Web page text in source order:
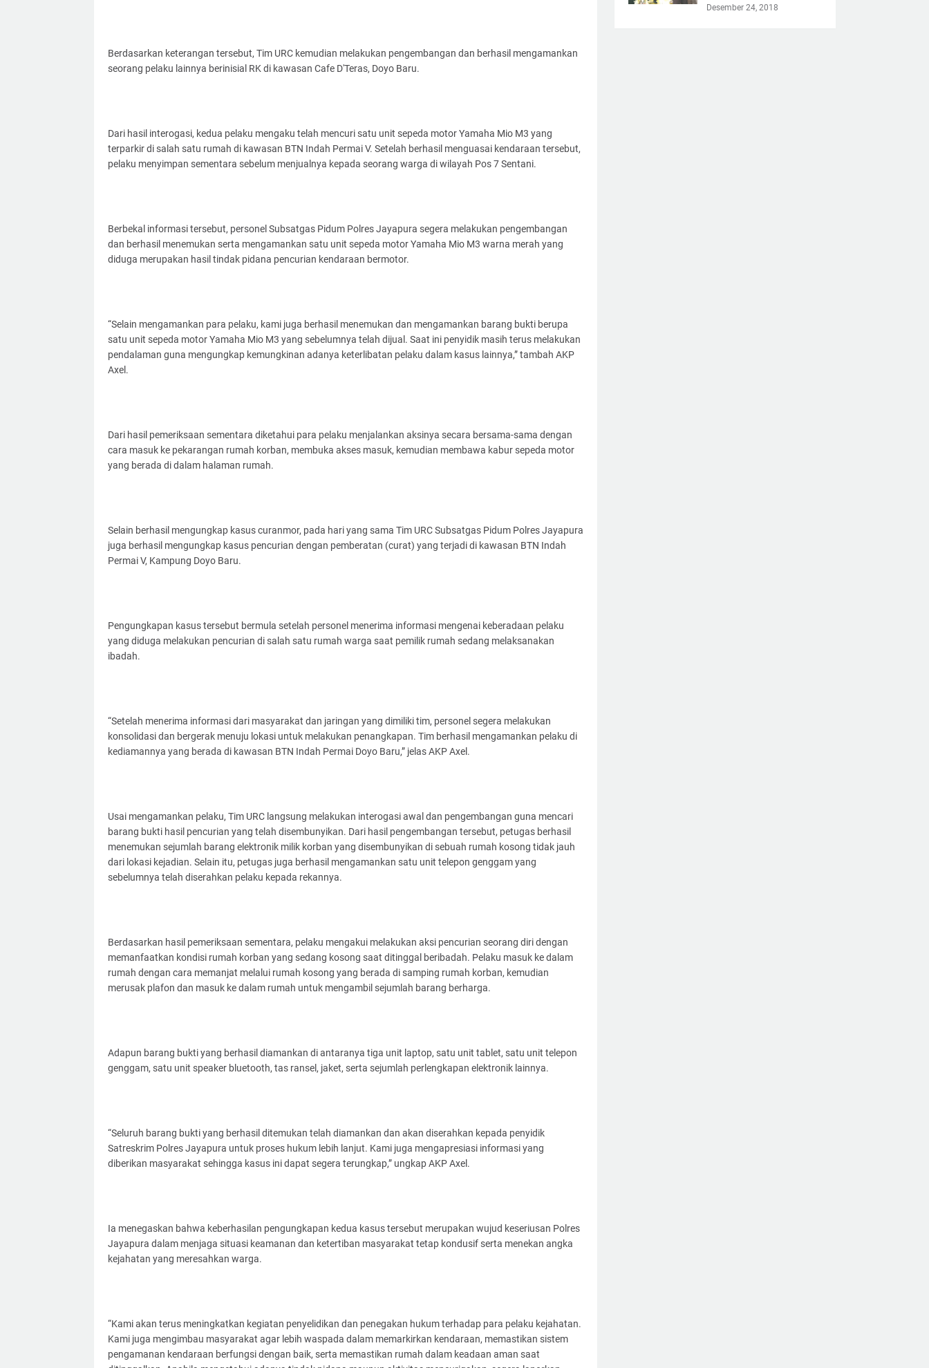
Berdasarkan keterangan tersebut, Tim URC kemudian melakukan pengembangan dan berhasil mengamankan
seorang pelaku lainnya berinisial RK di kawasan Cafe D'Teras, Doyo Baru.
Dari hasil interogasi, kedua pelaku mengaku telah mencuri satu unit sepeda motor Yamaha Mio M3 yang
terparkir di salah satu rumah di kawasan BTN Indah Permai V. Setelah berhasil menguasai kendaraan tersebut,
pelaku menyimpan sementara sebelum menjualnya kepada seorang warga di wilayah Pos 7 Sentani.
Berbekal informasi tersebut, personel Subsatgas Pidum Polres Jayapura segera melakukan pengembangan
dan berhasil menemukan serta mengamankan satu unit sepeda motor Yamaha Mio M3 warna merah yang
diduga merupakan hasil tindak pidana pencurian kendaraan bermotor.
“Selain mengamankan para pelaku, kami juga berhasil menemukan dan mengamankan barang bukti berupa
satu unit sepeda motor Yamaha Mio M3 yang sebelumnya telah dijual. Saat ini penyidik masih terus melakukan
pendalaman guna mengungkap kemungkinan adanya keterlibatan pelaku dalam kasus lainnya,” tambah AKP
Axel.
Dari hasil pemeriksaan sementara diketahui para pelaku menjalankan aksinya secara bersama-sama dengan
cara masuk ke pekarangan rumah korban, membuka akses masuk, kemudian membawa kabur sepeda motor
yang berada di dalam halaman rumah.
Selain berhasil mengungkap kasus curanmor, pada hari yang sama Tim URC Subsatgas Pidum Polres Jayapura
juga berhasil mengungkap kasus pencurian dengan pemberatan (curat) yang terjadi di kawasan BTN Indah
Permai V, Kampung Doyo Baru.
Pengungkapan kasus tersebut bermula setelah personel menerima informasi mengenai keberadaan pelaku
yang diduga melakukan pencurian di salah satu rumah warga saat pemilik rumah sedang melaksanakan
ibadah.
“Setelah menerima informasi dari masyarakat dan jaringan yang dimiliki tim, personel segera melakukan
konsolidasi dan bergerak menuju lokasi untuk melakukan penangkapan. Tim berhasil mengamankan pelaku di
kediamannya yang berada di kawasan BTN Indah Permai Doyo Baru,” jelas AKP Axel.
Usai mengamankan pelaku, Tim URC langsung melakukan interogasi awal dan pengembangan guna mencari
barang bukti hasil pencurian yang telah disembunyikan. Dari hasil pengembangan tersebut, petugas berhasil
menemukan sejumlah barang elektronik milik korban yang disembunyikan di sebuah rumah kosong tidak jauh
dari lokasi kejadian. Selain itu, petugas juga berhasil mengamankan satu unit telepon genggam yang
sebelumnya telah diserahkan pelaku kepada rekannya.
Berdasarkan hasil pemeriksaan sementara, pelaku mengakui melakukan aksi pencurian seorang diri dengan
memanfaatkan kondisi rumah korban yang sedang kosong saat ditinggal beribadah. Pelaku masuk ke dalam
rumah dengan cara memanjat melalui rumah kosong yang berada di samping rumah korban, kemudian
merusak plafon dan masuk ke dalam rumah untuk mengambil sejumlah barang berharga.
Adapun barang bukti yang berhasil diamankan di antaranya tiga unit laptop, satu unit tablet, satu unit telepon
genggam, satu unit speaker bluetooth, tas ransel, jaket, serta sejumlah perlengkapan elektronik lainnya.
“Seluruh barang bukti yang berhasil ditemukan telah diamankan dan akan diserahkan kepada penyidik
Satreskrim Polres Jayapura untuk proses hukum lebih lanjut. Kami juga mengapresiasi informasi yang
diberikan masyarakat sehingga kasus ini dapat segera terungkap,” ungkap AKP Axel.
Ia menegaskan bahwa keberhasilan pengungkapan kedua kasus tersebut merupakan wujud keseriusan Polres
Jayapura dalam menjaga situasi keamanan dan ketertiban masyarakat tetap kondusif serta menekan angka
kejahatan yang meresahkan warga.
“Kami akan terus meningkatkan kegiatan penyelidikan dan penegakan hukum terhadap para pelaku kejahatan.
Kami juga mengimbau masyarakat agar lebih waspada dalam memarkirkan kendaraan, memastikan sistem
pengamanan kendaraan berfungsi dengan baik, serta memastikan rumah dalam keadaan aman saat
Desember 24, 2018